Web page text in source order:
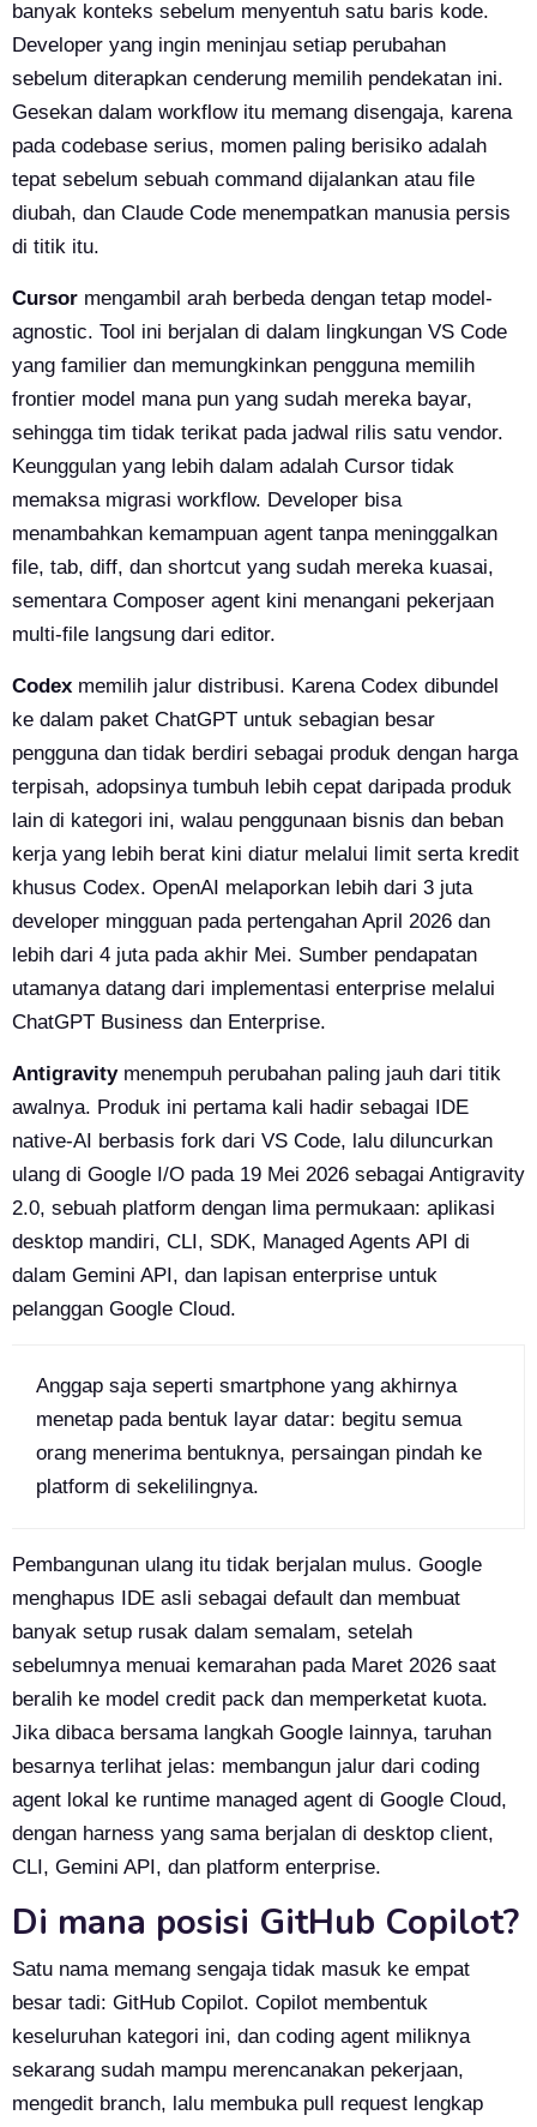
banyak konteks sebelum menyentuh satu baris kode.
Developer yang ingin meninjau setiap perubahan
sebelum diterapkan cenderung memilih pendekatan ini.
Gesekan dalam workflow itu memang disengaja, karena
pada codebase serius, momen paling berisiko adalah
tepat sebelum sebuah command dijalankan atau file
diubah, dan Claude Code menempatkan manusia persis
di titik itu.
Cursor mengambil arah berbeda dengan tetap model-
agnostic. Tool ini berjalan di dalam lingkungan VS Code
yang familier dan memungkinkan pengguna memilih
frontier model mana pun yang sudah mereka bayar,
sehingga tim tidak terikat pada jadwal rilis satu vendor.
Keunggulan yang lebih dalam adalah Cursor tidak
memaksa migrasi workflow. Developer bisa
menambahkan kemampuan agent tanpa meninggalkan
file, tab, diff, dan shortcut yang sudah mereka kuasai,
sementara Composer agent kini menangani pekerjaan
multi-file langsung dari editor.
Codex memilih jalur distribusi. Karena Codex dibundel
ke dalam paket ChatGPT untuk sebagian besar
pengguna dan tidak berdiri sebagai produk dengan harga
terpisah, adopsinya tumbuh lebih cepat daripada produk
lain di kategori ini, walau penggunaan bisnis dan beban
kerja yang lebih berat kini diatur melalui limit serta kredit
khusus Codex. OpenAI melaporkan lebih dari 3 juta
developer mingguan pada pertengahan April 2026 dan
lebih dari 4 juta pada akhir Mei. Sumber pendapatan
utamanya datang dari implementasi enterprise melalui
ChatGPT Business dan Enterprise.
Antigravitymenempuh perubahan paling jauh dari titik
awalnya. Produk ini pertama kali hadir sebagai IDE
native-AI berbasis fork dari VS Code, lalu diluncurkan
ulang di Google I/O pada 19 Mei 2026 sebagai Antigravity
2.0, sebuah platform dengan lima permukaan: aplikasi
desktop mandiri, CLI, SDK, Managed Agents API di
dalam Gemini API, dan lapisan enterprise untuk
pelanggan Google Cloud.
Anggap saja seperti smartphone yang akhirnya
menetap pada bentuk layar datar: begitu semua
orang menerima bentuknya, persaingan pindah ke
platform di sekelilingnya.
Pembangunan ulang itu tidak berjalan mulus. Google
menghapus IDE asli sebagai default dan membuat
banyak setup rusak dalam semalam, setelah
sebelumnya menuai kemarahan pada Maret 2026 saat
beralih ke model credit pack dan memperketat kuota.
Jika dibaca bersama langkah Google lainnya, taruhan
besarnya terlihat jelas: membangun jalur dari coding
agent lokal ke runtime managed agent di Google Cloud,
dengan harness yang sama berjalan di desktop client,
CLI, Gemini API, dan platform enterprise.
Di mana posisi GitHub Copilot?
Satu nama memang sengaja tidak masuk ke empat
besar tadi: GitHub Copilot. Copilot membentuk
keseluruhan kategori ini, dan coding agent miliknya
sekarang sudah mampu merencanakan pekerjaan,
mengedit branch, lalu membuka pull request lengkap